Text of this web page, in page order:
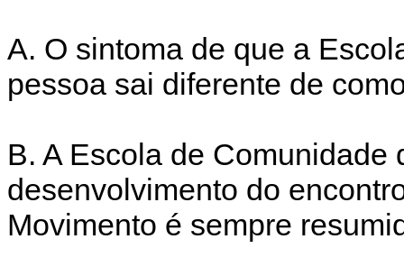
A. O sintoma de que a
pessoa sai diferente de
B. A Escola de Comunidade
desenvolvimento do
Movimento é sempre